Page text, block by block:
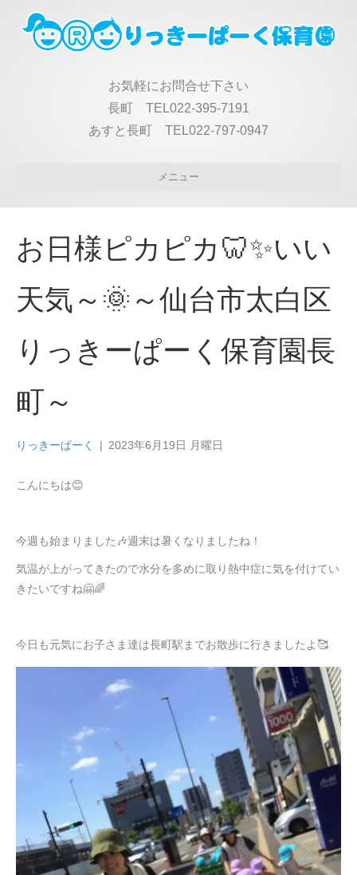
お気軽にお問合せ下さい
長町 TEL022-395-7191
あすと長町 TEL022-797-0947
メニュー
お日様ピカピカ🦷✨いい
天気～🌞～仙台市太白区
りっきーぱーく保育園長
町～
りっきーぱーく | 2023年6月19日 月曜日
こんにちは😊
今週も始まりました🎶週末は暑くなりましたね！
気温が上がってきたので水分を多めに取り熱中症に気を付けてい
きたいですね🤗🌈
今日も元気にお子さま達は長町駅までお散歩に行きましたよ🥰